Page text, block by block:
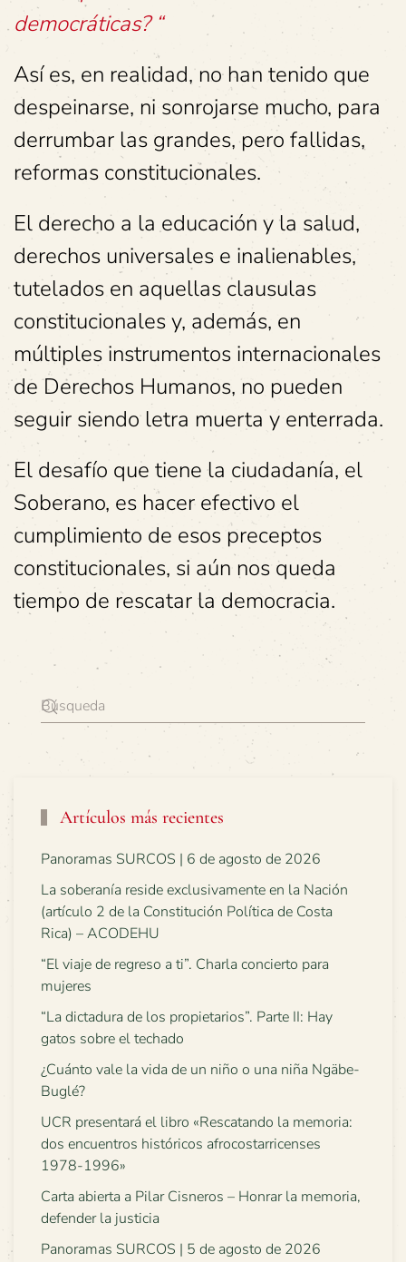
democráticas? “
Así es, en realidad, no han tenido que
despeinarse, ni sonrojarse mucho, para
derrumbar las grandes, pero fallidas,
reformas constitucionales.
El derecho a la educación y la salud,
derechos universales e inalienables,
tutelados en aquellas clausulas
constitucionales y, además, en
múltiples instrumentos internacionales
de Derechos Humanos, no pueden
seguir siendo letra muerta y enterrada.
El desafío que tiene la ciudadanía, el
Soberano, es hacer efectivo el
cumplimiento de esos preceptos
constitucionales, si aún nos queda
tiempo de rescatar la democracia.
Artículos más recientes
Panoramas SURCOS | 6 de agosto de 2026
La soberanía reside exclusivamente en la Nación
(artículo 2 de la Constitución Política de Costa
Rica) – ACODEHU
“El viaje de regreso a ti”. Charla concierto para
mujeres
“La dictadura de los propietarios”. Parte II: Hay
gatos sobre el techado
¿Cuánto vale la vida de un niño o una niña Ngäbe-
Buglé?
UCR presentará el libro «Rescatando la memoria:
dos encuentros históricos afrocostarricenses
1978-1996»
Carta abierta a Pilar Cisneros – Honrar la memoria,
defender la justicia
Panoramas SURCOS | 5 de agosto de 2026